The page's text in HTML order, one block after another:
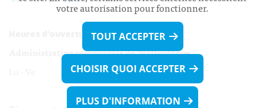
Heures d’ouverture:
Administration communale de Walferdange
Lu - Ve 08h00 - 11h30
13h30 - 16h00
votre autorisation pour fonctionner.
TOUT ACCEPTER
CHOISIR QUOI ACCEPTER
PLUS D'INFORMATION